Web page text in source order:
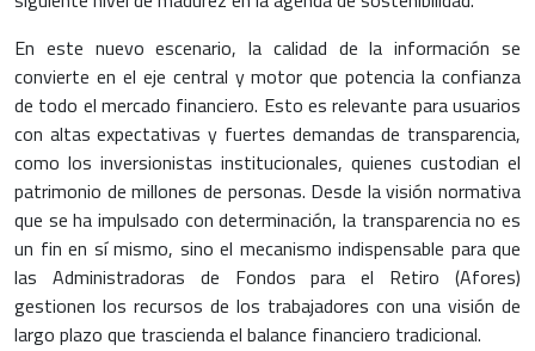
En este nuevo escenario, la calidad de la información se
convierte en el eje central y motor que potencia la confianza
de todo el mercado financiero. Esto es relevante para usuarios
con altas expectativas y fuertes demandas de transparencia,
como los inversionistas institucionales, quienes custodian el
patrimonio de millones de personas. Desde la visión normativa
que se ha impulsado con determinación, la transparencia no es
un fin en sí mismo, sino el mecanismo indispensable para que
las Administradoras de Fondos para el Retiro (Afores)
gestionen los recursos de los trabajadores con una visión de
largo plazo que trascienda el balance financiero tradicional.